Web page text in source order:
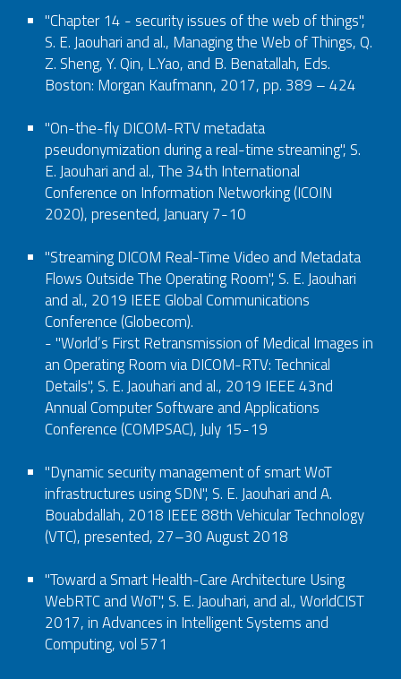
"Chapter 14 - security issues of the web of things",
S. E. Jaouhari and al., Managing the Web of Things, Q.
Z. Sheng, Y. Qin, L.Yao, and B. Benatallah, Eds.
Boston: Morgan Kaufmann, 2017, pp. 389 – 424
"On-the-fly DICOM-RTV metadata
pseudonymization during a real-time streaming", S.
E. Jaouhari and al., The 34th International
Conference on Information Networking (ICOIN
2020), presented, January 7-10
"Streaming DICOM Real-Time Video and Metadata
Flows Outside The Operating Room", S. E. Jaouhari
and al., 2019 IEEE Global Communications
Conference (Globecom).
- "World’s First Retransmission of Medical Images in
an Operating Room via DICOM-RTV: Technical
Details", S. E. Jaouhari and al., 2019 IEEE 43nd
Annual Computer Software and Applications
Conference (COMPSAC), July 15-19
"Dynamic security management of smart WoT
infrastructures using SDN", S. E. Jaouhari and A.
Bouabdallah, 2018 IEEE 88th Vehicular Technology
(VTC), presented, 27–30 August 2018
"Toward a Smart Health-Care Architecture Using
WebRTC and WoT", S. E. Jaouhari, and al., WorldCIST
2017, in Advances in Intelligent Systems and
Computing, vol 571